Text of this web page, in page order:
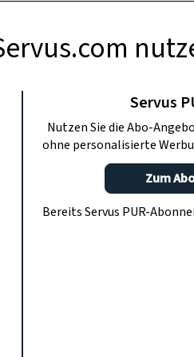
fürs Haar
Servus
Nutzen Sie die Abo-
ohne personalisierte
Zum
Bereits Servus PUR-